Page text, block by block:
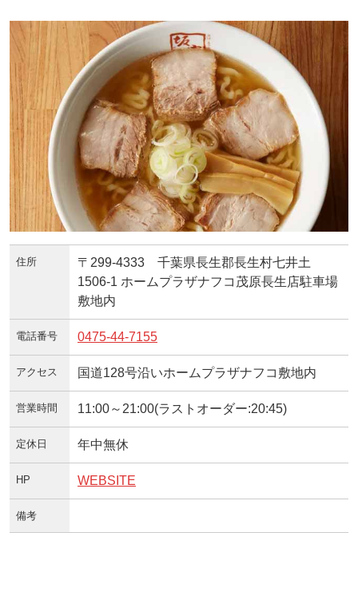
住所
〒299-4333 千葉県長生郡長生村七井土
1506-1 ホームプラザナフコ茂原長生店駐車場
敷地内
電話番号 0475-44-7155
アクセス 国道128号沿いホームプラザナフコ敷地内
営業時間 11:00～21:00(ラストオーダー:20:45)
定休日 年中無休
HP WEBSITE
備考